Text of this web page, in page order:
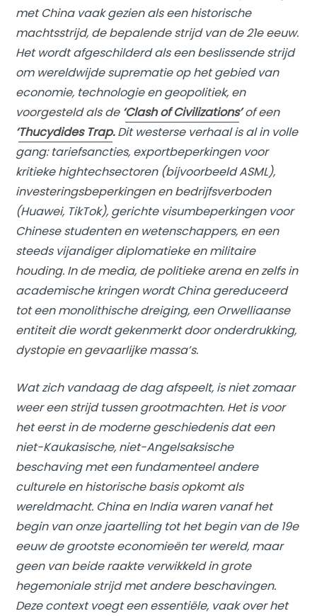
met China vaak gezien als een historische
machtsstrijd, de bepalende strijd van de 21e eeuw.
Het wordt afgeschilderd als een beslissende strijd
om wereldwijde suprematie op het gebied van
economie, technologie en geopolitiek, en
voorgesteld als de ‘Clash of Civilizations’of een
‘Thucydides Trap.Dit westerse verhaal is al in volle
gang: tariefsancties, exportbeperkingen voor
kritieke hightechsectoren (bijvoorbeeld ASML),
investeringsbeperkingen en bedrijfsverboden
(Huawei, TikTok), gerichte visumbeperkingen voor
Chinese studenten en wetenschappers, en een
steeds vijandiger diplomatieke en militaire
houding. In de media, de politieke arena en zelfs in
academische kringen wordt China gereduceerd
tot een monolithische dreiging, een Orwelliaanse
entiteit die wordt gekenmerkt door onderdrukking,
dystopie en gevaarlijke massa’s.
Wat zich vandaag de dag afspeelt, is niet zomaar
weer een strijd tussen grootmachten. Het is voor
het eerst in de moderne geschiedenis dat een
niet-Kaukasische, niet-Angelsaksische
beschaving met een fundamenteel andere
culturele en historische basis opkomt als
wereldmacht. China en India waren vanaf het
begin van onze jaartelling tot het begin van de 19e
eeuw de grootste economieën ter wereld, maar
geen van beide raakte verwikkeld in grote
hegemoniale strijd met andere beschavingen.
Deze context voegt een essentiële, vaak over het